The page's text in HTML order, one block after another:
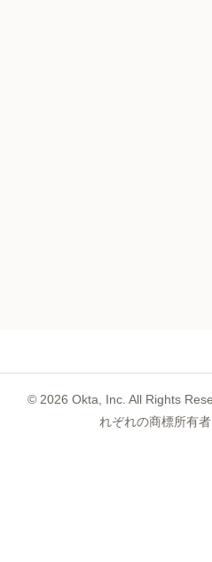
© 2026 Okta, Inc. All Rights
れぞれの商標所有者